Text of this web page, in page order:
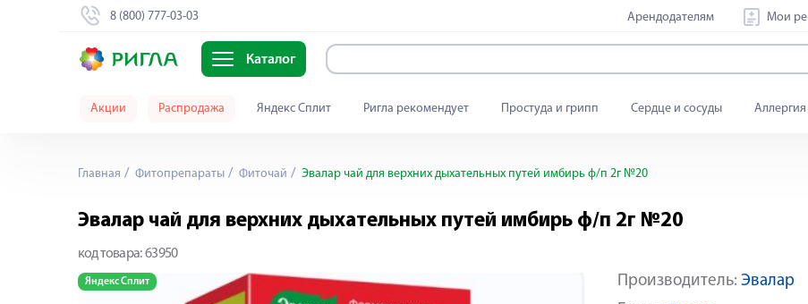
8 (800) 777-03-03 Арендодателям Мои
Каталог
Акции Распродажа Яндекс Сплит Ригла рекомендует Простуда и грипп Сердце и сосуды Аллергия
Главная Фитопрепараты Фиточай Эвалар чай для верхних дыхательных путей имбирь ф/п 2г №20
Эвалар чай для верхних дыхательных путей имбирь ф/п 2г №20
код товара: 63950
Яндекс Сплит Производитель: Эвалар